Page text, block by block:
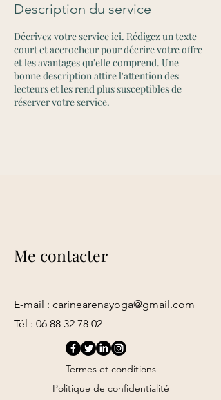
Description du service
Décrivez votre service ici. Rédigez un texte
court et accrocheur pour décrire votre offre
et les avantages qu'elle comprend. Une
bonne description attire l'attention des
lecteurs et les rend plus susceptibles de
réserver votre service.
Me contacter
E-mail : carinearenayoga@gmail.com
Tél : 06 88 32 78 02
Termes et conditions
Politique de confidentialité